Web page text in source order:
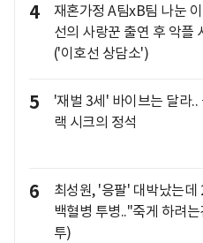
4
재혼가정 A팀xB팀 나눈
선의 사랑꾼 출연 후 악플
('이호선 상담소')
5
'재벌 3세' 바이브는 달라..
랙 시크의 정석
6
최성원, '응팔' 대박났는데
백혈병 투병.."죽게 하려
투)